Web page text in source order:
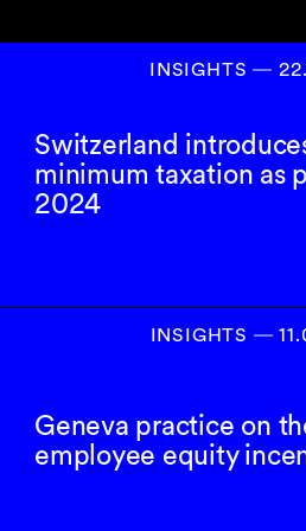
INSIGHTS―
Switzerland
minimum taxation as
2024
INSIGHTS ―
Geneva practice on
employee equity